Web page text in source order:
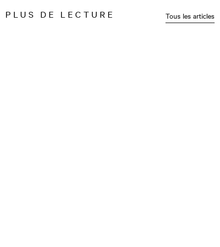
PLUS DE LECTURE Tous les articles